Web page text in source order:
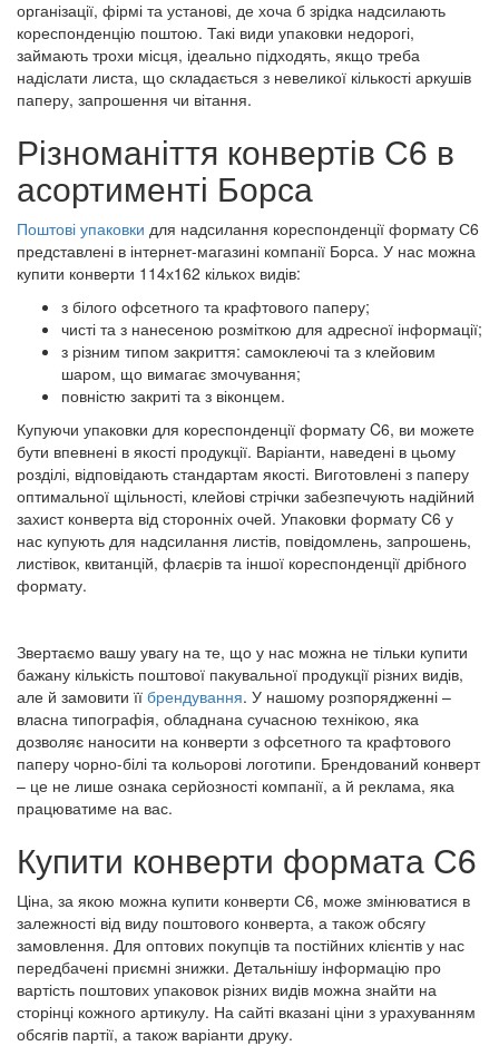
організації, фірмі та установі, де хоча б зрідка надсилають
кореспонденцію поштою. Такі види упаковки недорогі,
займають трохи місця, ідеально підходять, якщо треба
надіслати листа, що складається з невеликої кількості аркушів
паперу, запрошення чи вітання.
Різноманіття конвертів С6 в
асортименті Борса
Поштові упаковки для надсилання кореспонденції формату С6
представлені в інтернет-магазині компанії Борса. У нас можна
купити конверти 114х162 кількох видів:
з білого офсетного та крафтового паперу;
чисті та з нанесеною розміткою для адресної інформації;
з різним типом закриття: самоклеючі та з клейовим
шаром, що вимагає змочування;
повністю закриті та з віконцем.
Купуючи упаковки для кореспонденції формату C6, ви можете
бути впевнені в якості продукції. Варіанти, наведені в цьому
розділі, відповідають стандартам якості. Виготовлені з паперу
оптимальної щільності, клейові стрічки забезпечують надійний
захист конверта від сторонніх очей. Упаковки формату С6 у
нас купують для надсилання листів, повідомлень, запрошень,
листівок, квитанцій, флаєрів та іншої кореспонденції дрібного
формату.
Звертаємо вашу увагу на те, що у нас можна не тільки купити
бажану кількість поштової пакувальної продукції різних видів,
але й замовити її брендування. У нашому розпорядженні –
власна типографія, обладнана сучасною технікою, яка
дозволяє наносити на конверти з офсетного та крафтового
паперу чорно-білі та кольорові логотипи. Брендований конверт
– це не лише ознака серйозності компанії, а й реклама, яка
працюватиме на вас.
Купити конверти формата С6
Ціна, за якою можна купити конверти С6, може змінюватися в
залежності від виду поштового конверта, а також обсягу
замовлення. Для оптових покупців та постійних клієнтів у нас
передбачені приємні знижки. Детальнішу інформацію про
вартість поштових упаковок різних видів можна знайти на
сторінці кожного артикулу. На сайті вказані ціни з урахуванням
обсягів партії, а також варіанти друку.